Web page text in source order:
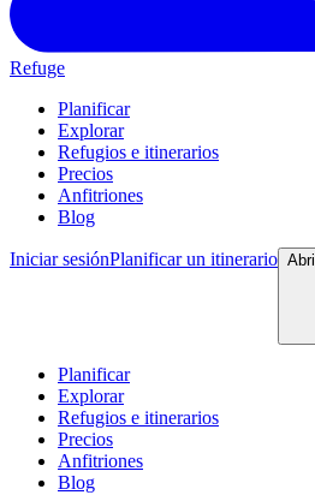
Refuge
Planificar
Explorar
Refugios e itinerarios
Precios
Anfitriones
Blog
Iniciar sesiónPlanificar un itinerario
Planificar
Explorar
Refugios e itinerarios
Precios
Anfitriones
Blog